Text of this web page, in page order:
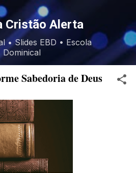
o conteúdo principal
Cristão Alerta
• Slides EBD • Escola
Dominical
Sabedoria de Deus